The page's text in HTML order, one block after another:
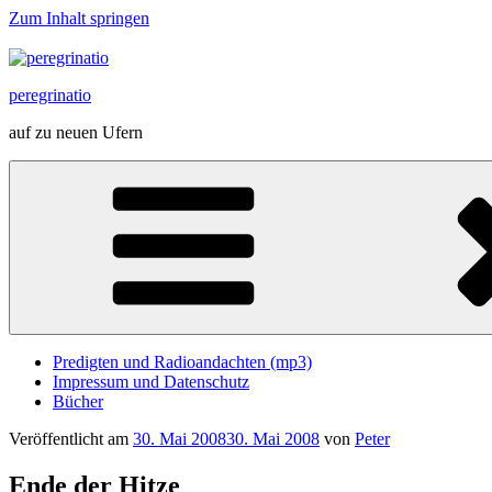
Zum Inhalt springen
peregrinatio
auf zu neuen Ufern
Predigten und Radioandachten (mp3)
Impressum und Datenschutz
Bücher
Veröffentlicht am 30. Mai 200830. Mai 2008 von Peter
Ende der Hitze